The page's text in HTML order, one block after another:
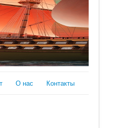
О нас Контакты